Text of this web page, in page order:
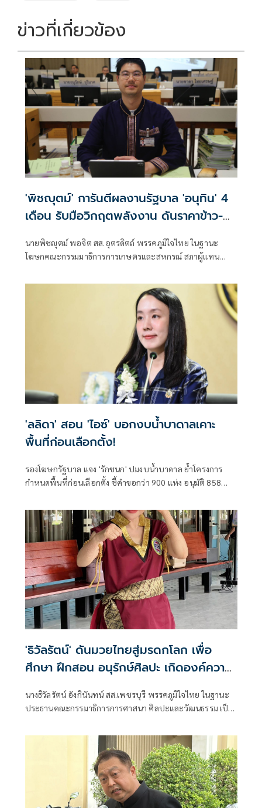
ข่าวที่เกี่ยวข้อง
'พิชญุตม์' การันตีผลงานรัฐบาล 'อนุทิน' 4
เดือน รับมือวิกฤตพลังงาน ดันราคาข้าว-
ช่วยลดต้นทุน-ขยายตลาดโลก
นายพิชญุตม์ พอจิต สส.อุตรดิตถ์ พรรคภูมิใจไทย ในฐานะ
โฆษกคณะกรรมมาธิการการเกษตรและสหกรณ์ สภาผู้แทน
รัฐบาลภายใต้การนำของนายอนุทิน ชาญวีรกูล นายกรัฐมนตรี
เข้าบริหารประเทศ 4 เดือน สามารถรับมือกับวิกฤตพลังงาน
และสงครามตะวันออกกลางได้ดี ส่งผลให้ราคาสินค้าเกษตร
'ลลิดา' สอน 'ไอซ์' บอกงบน้ำบาดาลเคาะ
พื้นที่ก่อนเลือกตั้ง!
รองโฆษกรัฐบาล แจง 'รักชนก' ปมงบน้ำบาดาล ย้ำโครงการ
กำหนดพื้นที่ก่อนเลือกตั้ง ชี้คำขอกว่า 900 แห่ง อนุมัติ 858
'ธิวัลรัตน์' ดันมวยไทยสู่มรดกโลก เพื่อ
ศึกษา ฝึกสอน อนุรักษ์ศิลปะ เกิดองค์ความ
นานาชาติ
นางธิวัลรัตน์ อังกินันทน์ สส.เพชรบุรี พรรคภูมิใจไทย ในฐานะ
ประธานคณะกรรมาธิการการศาสนา ศิลปะและวัฒนธรรม เป็น
ณ โรงเรียนราชประชานุเคราะห์ 47 จังหวัดเพชรบุรี ร่วมกับ
สมาคมสยามยุทธกีฬาพื้นเมืองไทย ตลอดจนทุกภาคส่วน ที่ร่วม
แรงร่วมใจจัดเวทีแห่งการเรียนรู้ เพื่อแลกเปลี่ยนองค์ความรู้และ
สร้างเครือข่ายมวยไทยในระดับนานาชาติ